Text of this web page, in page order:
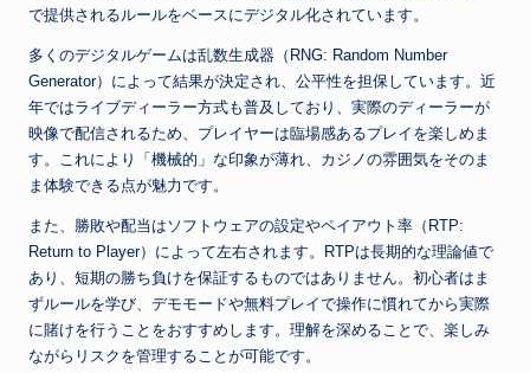
で提供されるルールをベースにデジタル化されています。
多くのデジタルゲームは乱数生成器（RNG: Random Number
Generator）によって結果が決定され、公平性を担保しています。近
年ではライブディーラー方式も普及しており、実際のディーラーが
映像で配信されるため、プレイヤーは臨場感あるプレイを楽しめま
す。これにより「機械的」な印象が薄れ、カジノの雰囲気をそのま
ま体験できる点が魅力です。
また、勝敗や配当はソフトウェアの設定やペイアウト率（RTP:
Return to Player）によって左右されます。RTPは長期的な理論値で
あり、短期の勝ち負けを保証するものではありません。初心者はま
ずルールを学び、デモモードや無料プレイで操作に慣れてから実際
に賭けを行うことをおすすめします。理解を深めることで、楽しみ
ながらリスクを管理することが可能です。